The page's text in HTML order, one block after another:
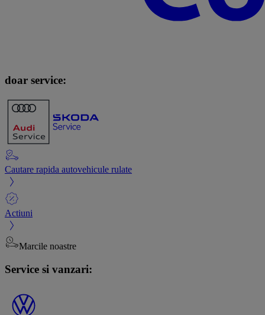
doar service:
Cautare rapida autovehicule rulate
Actiuni
Marcile noastre
Service si vanzari: